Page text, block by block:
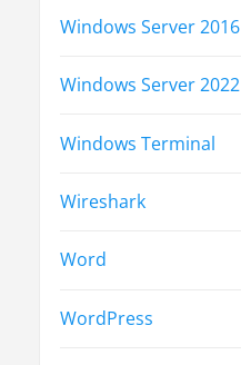
Windows Server 2016
Windows Server 2022
Windows Terminal
Wireshark
Word
WordPress